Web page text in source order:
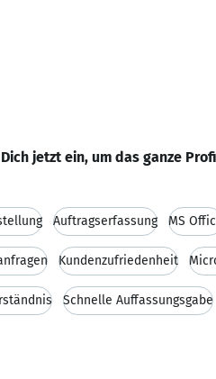
jetzt ein, um das ganze
Auftragserfassung MS
Kundenzufriedenheit
Schnelle Auffassungsgabe